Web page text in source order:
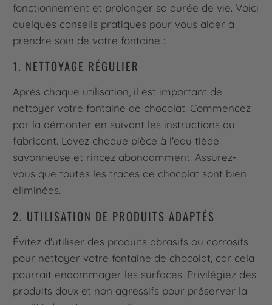
fonctionnement et prolonger sa durée de vie. Voici
quelques conseils pratiques pour vous aider à
prendre soin de votre fontaine :
1. NETTOYAGE RÉGULIER
Après chaque utilisation, il est important de
nettoyer votre fontaine de chocolat. Commencez
par la démonter en suivant les instructions du
fabricant. Lavez chaque pièce à l'eau tiède
savonneuse et rincez abondamment. Assurez-
vous que toutes les traces de chocolat sont bien
éliminées.
2. UTILISATION DE PRODUITS ADAPTÉS
Évitez d'utiliser des produits abrasifs ou corrosifs
pour nettoyer votre fontaine de chocolat, car cela
pourrait endommager les surfaces. Privilégiez des
produits doux et non agressifs pour préserver la